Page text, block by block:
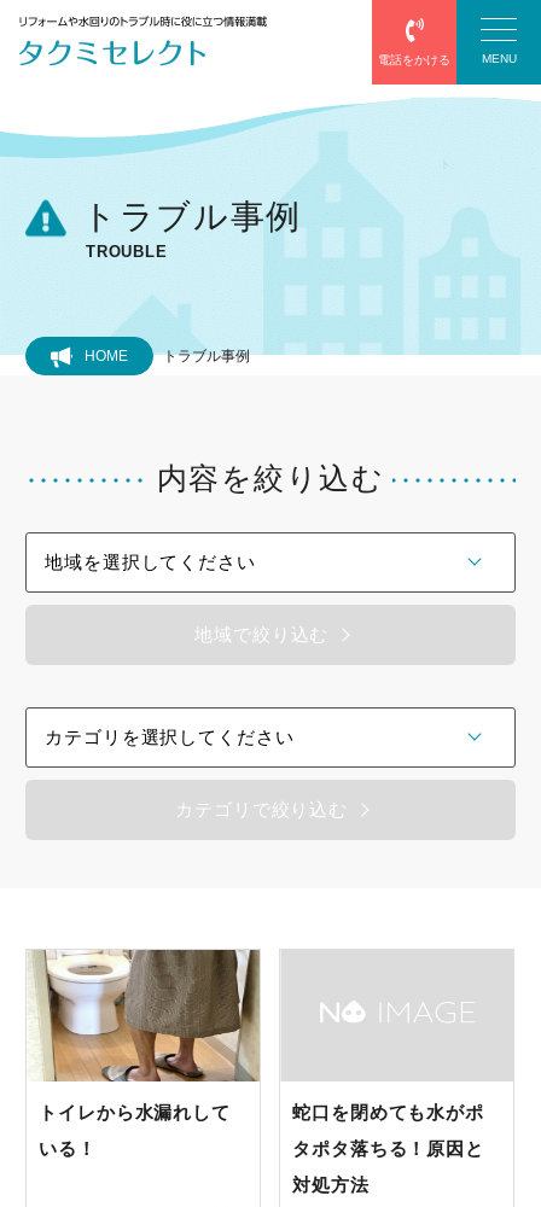
電話をかける MENU
塗装
エアコン
屋根葺き替え
フローリング
トイレ
水道
排水管・排水口
洗濯機
トラブル事例
トラブル事例
TROUBLE
HOME トラブル事例
内容を絞り込む
地域で絞り込む
カテゴリで絞り込む
トイレから水漏れして
いる！
蛇口を閉めても水がポ
タポタ落ちる！原因と
対処方法